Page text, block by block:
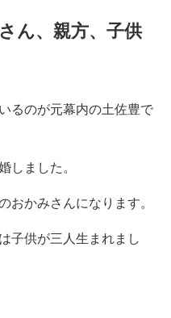
ん、親方、子供
るのが元幕内の土佐豊で
しました。
おかみさんになります。
子供が三人生まれまし